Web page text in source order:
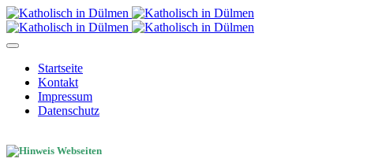
Startseite
Kontakt
Impressum
Datenschutz